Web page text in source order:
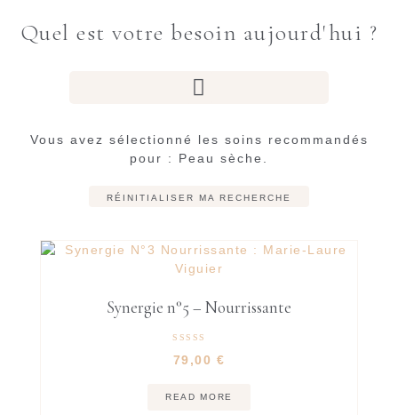
Quel est votre besoin aujourd'hui ?
Vous avez sélectionné les soins recommandés
pour : Peau sèche.
RÉINITIALISER MA RECHERCHE
Synergie n°5 – Nourrissante
5.00
out of 5
79,00 €
READ MORE